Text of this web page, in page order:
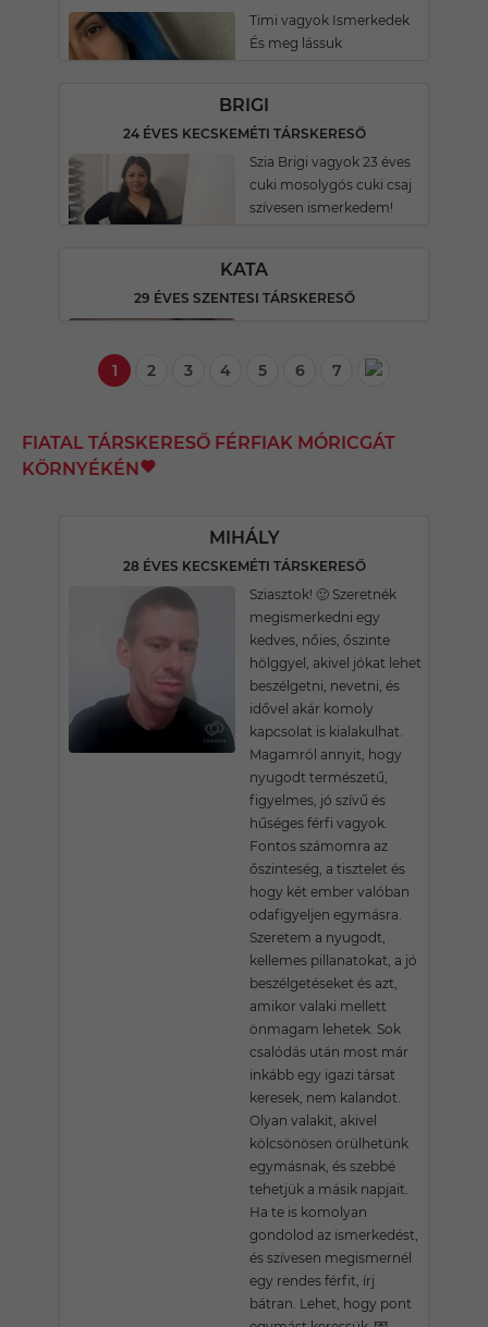
Timi vagyok Ismerkedek
És meg lássuk
BRIGI
24 ÉVES KECSKEMÉTI TÁRSKERESŐ
Szia Brigi vagyok 23 éves
cuki mosolygós cuki csaj
szívesen ismerkedem!
KATA
29 ÉVES SZENTESI TÁRSKERESŐ
1 2 3 4 5 6 7
FIATAL TÁRSKERESŐ FÉRFIAK MÓRICGÁT
KÖRNYÉKÉN
MIHÁLY
28 ÉVES KECSKEMÉTI TÁRSKERESŐ
Sziasztok! 🙂 Szeretnék
megismerkedni egy
kedves, nőies, őszinte
hölggyel, akivel jókat lehet
beszélgetni, nevetni, és
idővel akár komoly
kapcsolat is kialakulhat.
Magamról annyit, hogy
nyugodt természetű,
figyelmes, jó szívű és
hűséges férfi vagyok.
Fontos számomra az
őszinteség, a tisztelet és
hogy két ember valóban
odafigyeljen egymásra.
Szeretem a nyugodt,
kellemes pillanatokat, a jó
beszélgetéseket és azt,
amikor valaki mellett
önmagam lehetek. Sok
csalódás után most már
inkább egy igazi társat
keresek, nem kalandot.
Olyan valakit, akivel
kölcsönösen örülhetünk
egymásnak, és szebbé
tehetjük a másik napjait.
Ha te is komolyan
gondolod az ismerkedést,
és szívesen megismernél
egy rendes férfit, írj
bátran. Lehet, hogy pont